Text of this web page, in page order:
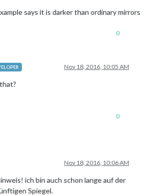
says it is darker than ordinary mirrors
0
Nov 18, 2016, 10:05 AM
0
Nov 18, 2016, 10:06 AM
ich bin auch schon lange auf der
Spiegel.